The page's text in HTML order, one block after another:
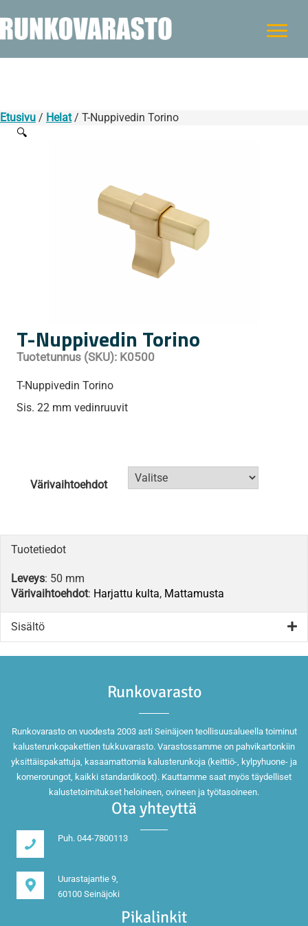
Etusivu / Helat/ T-Nuppivedin Torino
🔍
T-Nuppivedin Torino
Tuotetunnus (SKU): K0500
T-Nuppivedin Torino
Sis. 22 mm vedinruuvit
Värivaihtoehdot
Tuotetiedot
Leveys: 50 mm
Värivaihtoehdot: Harjattu kulta, Mattamusta
Sisältö
Runkovarasto
Runkovarasto on vuodesta 2003 asti Seinäjoen teollisuusalueella toiminut
kalusterunkopakettien tukkuvarasto. Varastossamme on pahvikartonkiin
yksittäispakattuja, kasaamattomia kalusterunkoja (keittiö-, kylpyhuone- ja
komerorungot, kaikki standardikoot). Kauttamme saat myös täydelliset
kalustetoimitukset heloineen, ovineen ja työtasoineen.
Ota yhteyttä
Puh. 044-7800113
Uurastajantie 9,
60100 Seinäjoki
Pikalinkit